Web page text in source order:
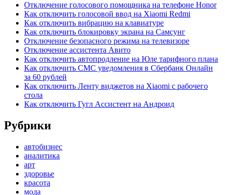
Отключение голосового помощника на телефоне Honor
Как отключить голосовой ввод на Xiaomi Redmi
Как отключить вибрацию на клавиатуре
Как отключить блокировку экрана на Самсунг
Отключение безопасного режима на телевизоре
Отключение ассистента Авито
Как отключить автопродление на Юле тарифного плана
Как отключить СМС уведомления в Сбербанк Онлайн
за 60 рублей
Как отключить Ленту виджетов на Xiaomi с рабочего
стола
Как отключить Гугл Ассистент на Андроид
Рубрики
автобизнес
аналитика
арт
здоровье
красота
мода